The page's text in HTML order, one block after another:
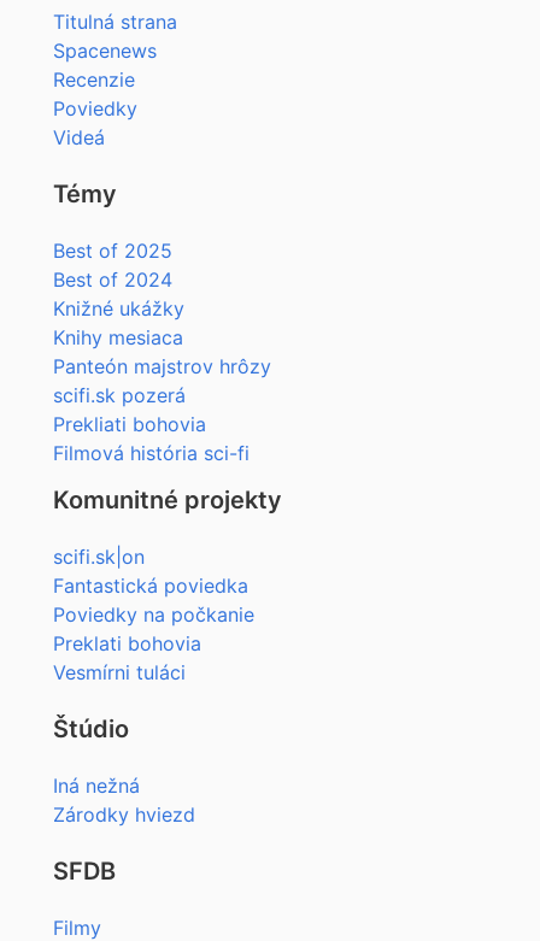
Titulná strana
Spacenews
Recenzie
Poviedky
Videá
Témy
Best of 2025
Best of 2024
Knižné ukážky
Knihy mesiaca
Panteón majstrov hrôzy
scifi.sk pozerá
Prekliati bohovia
Filmová história sci-fi
Komunitné projekty
scifi.sk|on
Fantastická poviedka
Poviedky na počkanie
Preklati bohovia
Vesmírni tuláci
Štúdio
Iná nežná
Zárodky hviezd
SFDB
Filmy